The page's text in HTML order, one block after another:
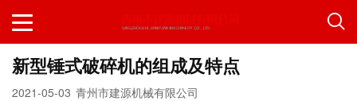
新型锤式破碎机的组成及特点
2021-05-03 青州市建源机械有限公司